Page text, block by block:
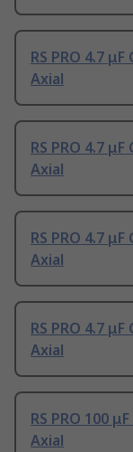
RS PRO 4.7
Axial
RS PRO 4.7
Axial
RS PRO 4.7
Axial
RS PRO 4.7
Axial
RS PRO 100
Axial